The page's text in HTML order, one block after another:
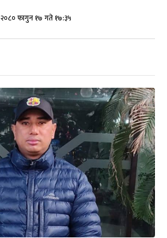
२०८० फागुन १७ गते १७:३५